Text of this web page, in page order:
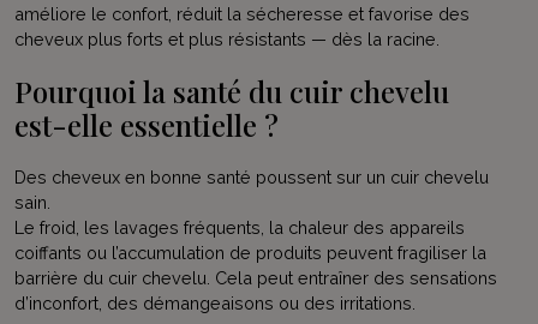
améliore le confort, réduit la sécheresse et favorise des
cheveux plus forts et plus résistants — dès la racine.
Pourquoi la santé du cuir chevelu
est-elle essentielle ?
Des cheveux en bonne santé poussent sur un cuir chevelu
sain.
Le froid, les lavages fréquents, la chaleur des appareils
coiffants ou l’accumulation de produits peuvent fragiliser la
barrière du cuir chevelu. Cela peut entraîner des sensations
d’inconfort, des démangeaisons ou des irritations.